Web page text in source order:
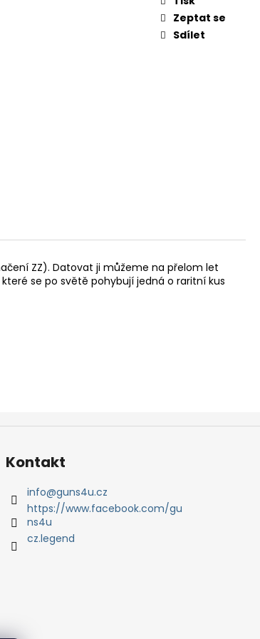
Zeptat se
Sdílet
ZZ). Datovat ji můžeme na přelom let
se po světě pohybují jedná o raritní kus
Kontakt
info@guns4u.cz
https://www.facebook.com/gu
ns4u
cz.legend